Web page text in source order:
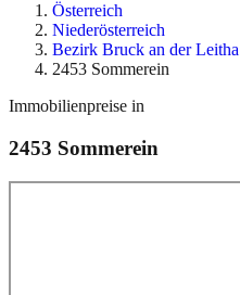
Österreich
Niederösterreich
Bezirk Bruck an der Leitha
2453 Sommerein
Immobilienpreise in
2453 Sommerein